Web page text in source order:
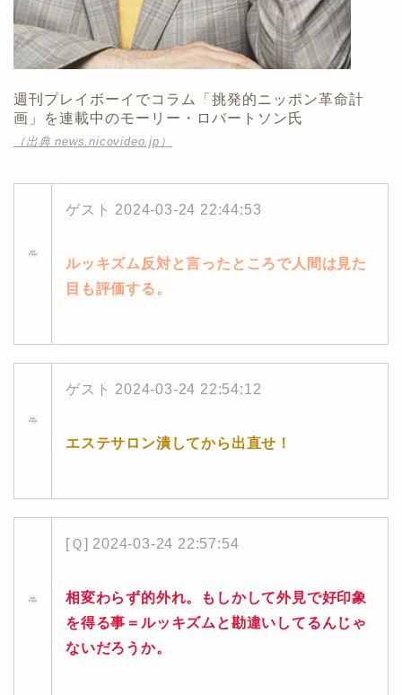
週刊プレイボーイでコラム「挑発的ニッポン革命計
画」を連載中のモーリー・ロバートソン氏
（出典 news.nicovideo.jp）
ゲスト 2024-03-24 22:44:53
ルッキズム反対と言ったところで人間は見た
目も評価する。
ゲスト 2024-03-24 22:54:12
エステサロン潰してから出直せ！
[Ｑ] 2024-03-24 22:57:54
相変わらず的外れ。もしかして外見で好印象
を得る事＝ルッキズムと勘違いしてるんじゃ
ないだろうか。